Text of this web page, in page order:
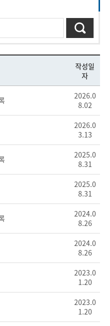
작성일
자
2026.0
8.02
2026.0
3.13
2025.0
8.31
2025.0
8.31
2024.0
8.26
2024.0
8.26
2023.0
1.20
2023.0
1.20